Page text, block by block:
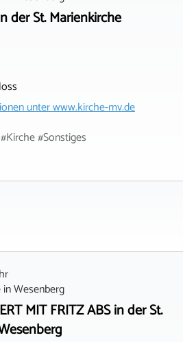
der St. Marienkirche
unterwww.kirche-mv.de
#Sonstiges
inWesenberg
MIT FRITZ ABS in der St.